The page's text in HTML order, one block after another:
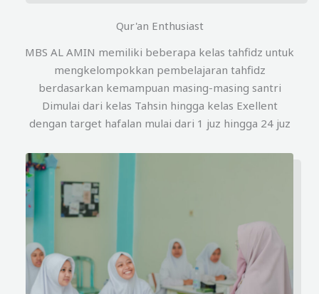
Qur'an Enthusiast
MBS AL AMIN memiliki beberapa kelas tahfidz untuk
mengkelompokkan pembelajaran tahfidz
berdasarkan kemampuan masing-masing santri
Dimulai dari kelas Tahsin hingga kelas Exellent
dengan target hafalan mulai dari 1 juz hingga 24 juz